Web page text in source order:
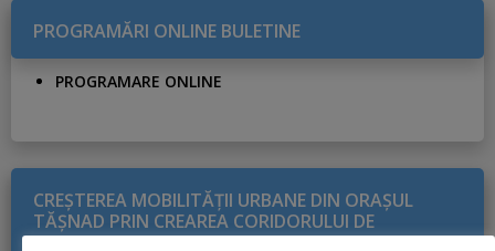
PROGRAMĂRI ONLINE BULETINE
PROGRAMARE ONLINE
CREŞTEREA MOBILITĂŢII URBANE DIN ORAŞUL
TĂŞNAD PRIN CREAREA CORIDORULUI DE
MOBILITATE PE DIRECŢIA NORD-VEST